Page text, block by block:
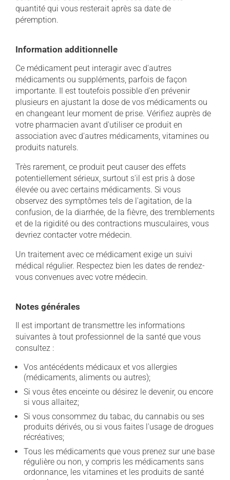
quantité qui vous resterait après sa date de
péremption.
Information additionnelle
Ce médicament peut interagir avec d'autres
médicaments ou suppléments, parfois de façon
importante. Il est toutefois possible d'en prévenir
plusieurs en ajustant la dose de vos médicaments ou
en changeant leur moment de prise. Vérifiez auprès de
votre pharmacien avant d'utiliser ce produit en
association avec d'autres médicaments, vitamines ou
produits naturels.
Très rarement, ce produit peut causer des effets
potentiellement sérieux, surtout s'il est pris à dose
élevée ou avec certains médicaments. Si vous
observez des symptômes tels de l'agitation, de la
confusion, de la diarrhée, de la fièvre, des tremblements
et de la rigidité ou des contractions musculaires, vous
devriez contacter votre médecin.
Un traitement avec ce médicament exige un suivi
médical régulier. Respectez bien les dates de rendez-
vous convenues avec votre médecin.
Notes générales
Il est important de transmettre les informations
suivantes à tout professionnel de la santé que vous
consultez :
Vos antécédents médicaux et vos allergies
(médicaments, aliments ou autres);
Si vous êtes enceinte ou désirez le devenir, ou encore
si vous allaitez;
Si vous consommez du tabac, du cannabis ou ses
produits dérivés, ou si vous faites l'usage de drogues
récréatives;
Tous les médicaments que vous prenez sur une base
régulière ou non, y compris les médicaments sans
ordonnance, les vitamines et les produits de santé